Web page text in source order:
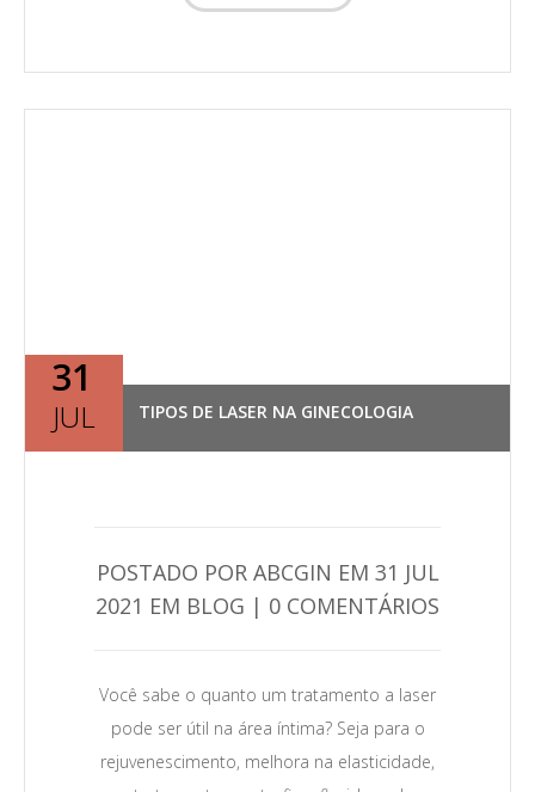
31
JUL TIPOS DE LASER NA GINECOLOGIA
Leia Mais →
POSTADO POR ABCGIN EM 31 JUL
2021 EM BLOG | 0 COMENTÁRIOS
Você sabe o quanto um tratamento a laser
pode ser útil na área íntima? Seja para o
rejuvenescimento, melhora na elasticidade,